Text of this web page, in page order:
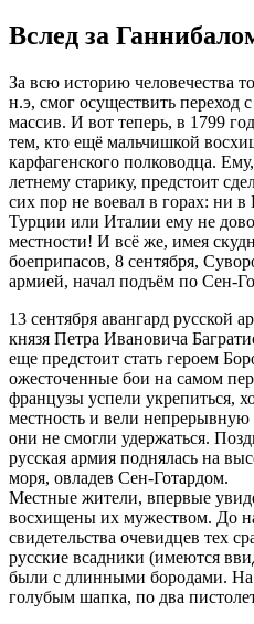
Вслед за
За всю историю человечества
н.э, смог осуществить переход
массив. И вот теперь, в 1799
тем, кто ещё мальчишкой
карфагенского полководца.
летнему старику, предстоит
сих пор не воевал в горах: ни
Турции или Италии ему не
местности! И всё же, имея
боеприпасов, 8 сентября,
армией, начал подъём по Сен-
13 сентября авангард русской
князя Петра Ивановича
еще предстоит стать героем
ожесточенные бои на самом
французы успели укрепиться,
местность и вели непрерывную
они не смогли удержаться.
русская армия поднялась на
моря, овладев Сен-Готардом.
Местные жители, впервые
восхищены их мужеством. До
свидетельства очевидцев
русские всадники (имеются
были с длинными бородами. На
голубым шапка, по два